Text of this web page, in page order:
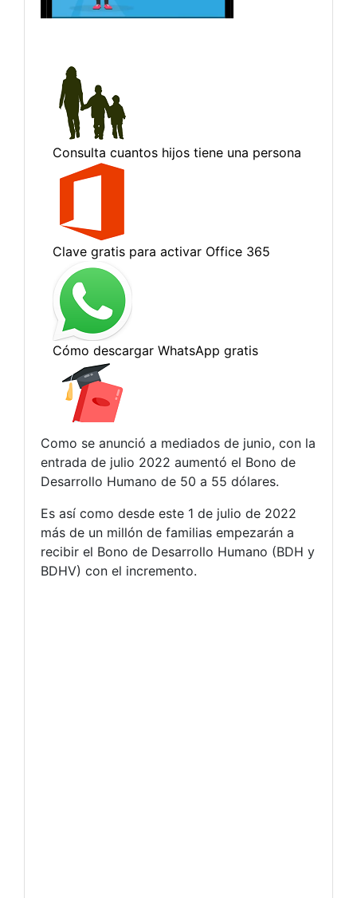
Como se anunció a mediados de junio, con la
entrada de julio 2022 aumentó el Bono de
Desarrollo Humano de 50 a 55 dólares.
Es así como desde este 1 de julio de 2022
más de un millón de familias empezarán a
recibir el Bono de Desarrollo Humano (BDH y
BDHV) con el incremento.